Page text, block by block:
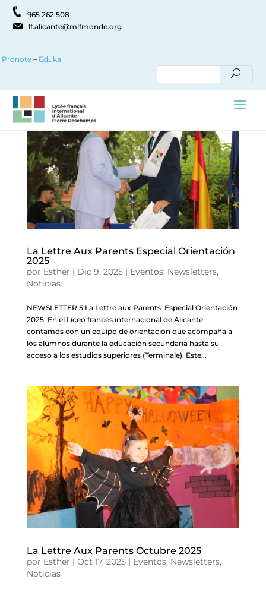
965 262 508
lf.alicante@mlfmonde.org
Pronote – Eduka
La Lettre Aux Parents Especial Orientación
2025
por Esther | Dic 9, 2025| Eventos, Newsletters,
Noticias
NEWSLETTER 5 La Lettre aux Parents Especial Orientación
2025 En el Liceo francés internacional de Alicante
contamos con un equipo de orientación que acompaña a
los alumnos durante la educación secundaria hasta su
acceso a los estudios superiores (Terminale). Este...
La Lettre Aux Parents Octubre 2025
por Esther | Oct 17, 2025| Eventos, Newsletters,
Noticias